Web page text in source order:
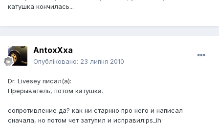
катушка кончилась...
AntoxXxa
Опубліковано: 23 липня 2010
Dr. Livesey писал(а):
Прерыватель, потом катушка.
сопротивление да? как ни старнно про него и написал
сначала, но потом чет затупил и исправил:ps_ih: